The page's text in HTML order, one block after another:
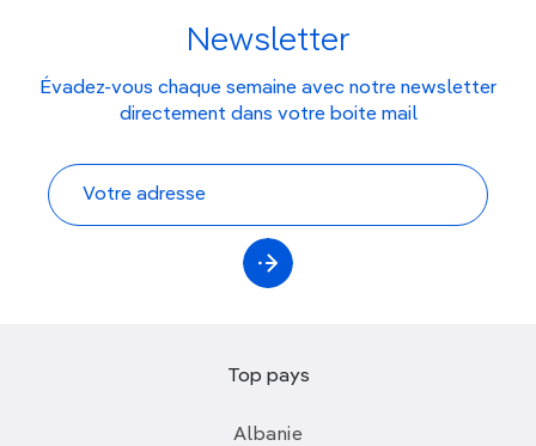
Newsletter
Évadez-vous chaque semaine avec notre newsletter
directement dans votre boite mail
Top pays
Albanie